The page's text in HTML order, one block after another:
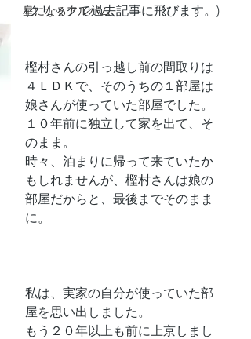
星になるアルバム
(クリックで過去記事に飛びます。)
樫村さんの引っ越し前の間取りは
４ＬＤＫで、そのうちの１部屋は
娘さんが使っていた部屋でした。
１０年前に独立して家を出て、そ
のまま。
時々、泊まりに帰って来ていたか
もしれませんが、樫村さんは娘の
部屋だからと、最後までそのまま
に。
私は、実家の自分が使っていた部
屋を思い出しました。
もう２０年以上も前に上京しまし